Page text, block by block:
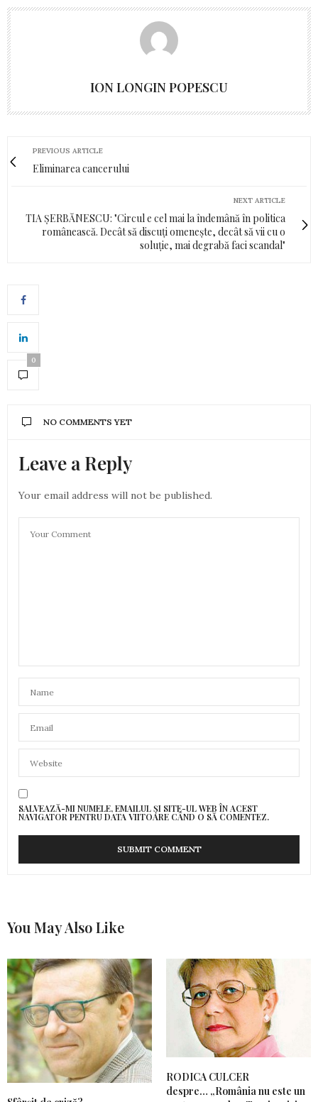
ION LONGIN POPESCU
PREVIOUS ARTICLE
Eliminarea cancerului
NEXT ARTICLE
TIA ȘERBĂNESCU: "Circul e cel mai la îndemână în politica
românească. Decât să discuți omenește, decât să vii cu o
soluție, mai degrabă faci scandal"
0
NO COMMENTS YET
Leave a Reply
Your email address will not be published.
SALVEAZĂ-MI NUMELE, EMAILUL ȘI SITE-UL WEB ÎN ACEST
NAVIGATOR PENTRU DATA VIITOARE CÂND O SĂ COMENTEZ.
You May Also Like
RODICA CULCER
despre… „România nu este un